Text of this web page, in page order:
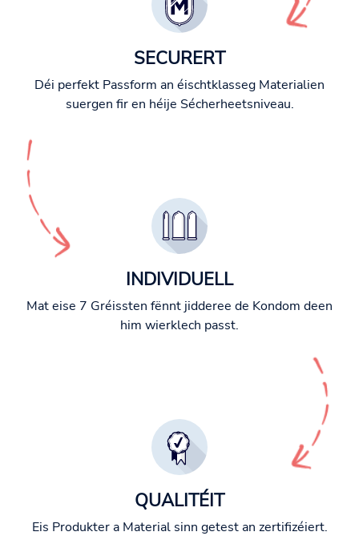
SECURERT
Déi perfekt Passform an éischtklasseg Materialien
suergen fir en héije Sécherheetsniveau.
INDIVIDUELL
Mat eise 7 Gréissten fënnt jidderee de Kondom deen
him wierklech passt.
QUALITÉIT
Eis Produkter a Material sinn getest an zertifizéiert.